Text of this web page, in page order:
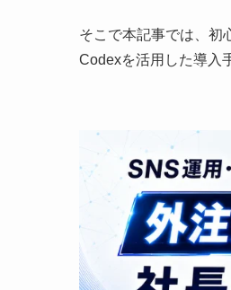
そこで本記事では、初
Codexを活用した導入